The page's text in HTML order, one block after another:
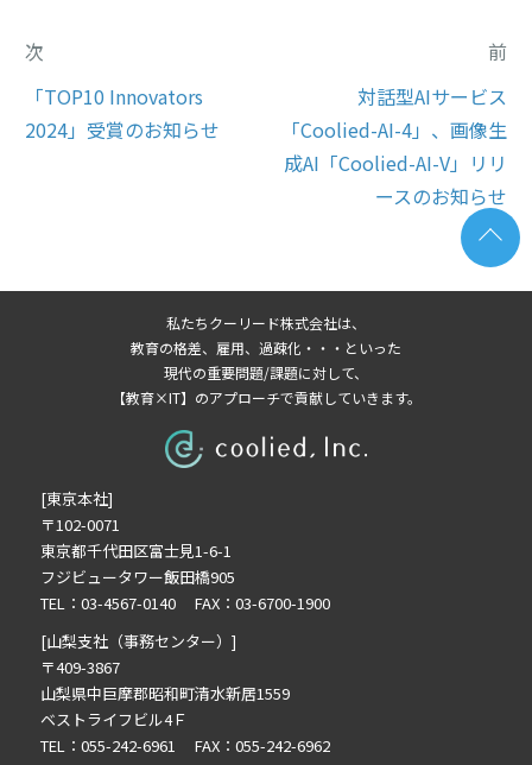
前
対話型AIサービス
「Coolied-AI-4」、画像生
成AI「Coolied-AI-V」リリ
ースのお知らせ
次
「TOP10 Innovators
2024」受賞のお知らせ
私たちクーリード株式会社は、
教育の格差、雇用、過疎化・・・といった
現代の重要問題/課題に対して、
【教育×IT】のアプローチで貢献していきます。
[東京本社]
〒102-0071
東京都千代田区富士見1-6-1
フジビュータワー飯田橋905
TEL：03-4567-0140 FAX：03-6700-1900
[山梨支社（事務センター）]
〒409-3867
山梨県中巨摩郡昭和町清水新居1559
ベストライフビル4Ｆ
TEL：055-242-6961 FAX：055-242-6962